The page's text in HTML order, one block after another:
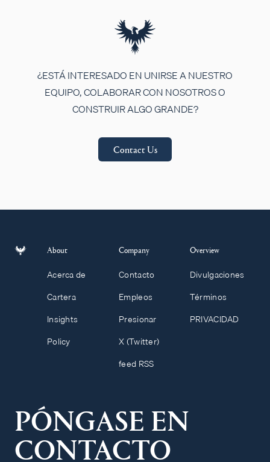
¿ESTÁ INTERESADO EN UNIRSE A NUESTRO
EQUIPO, COLABORAR CON NOSOTROS O
CONSTRUIR ALGO GRANDE?
Contact Us
About
Acerca de
Cartera
Insights
Policy
Company
Contacto
Empleos
Presionar
X (Twitter)
feed RSS
Overview
Divulgaciones
Términos
PRIVACIDAD
PÓNGASE EN
CONTACTO